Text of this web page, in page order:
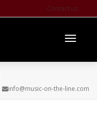
Contact us
info@music-on-the-line.com